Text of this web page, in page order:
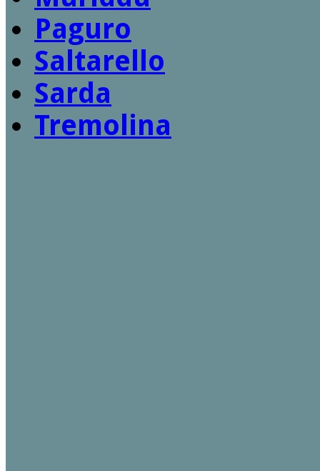
Paguro
Saltarello
Sarda
Tremolina